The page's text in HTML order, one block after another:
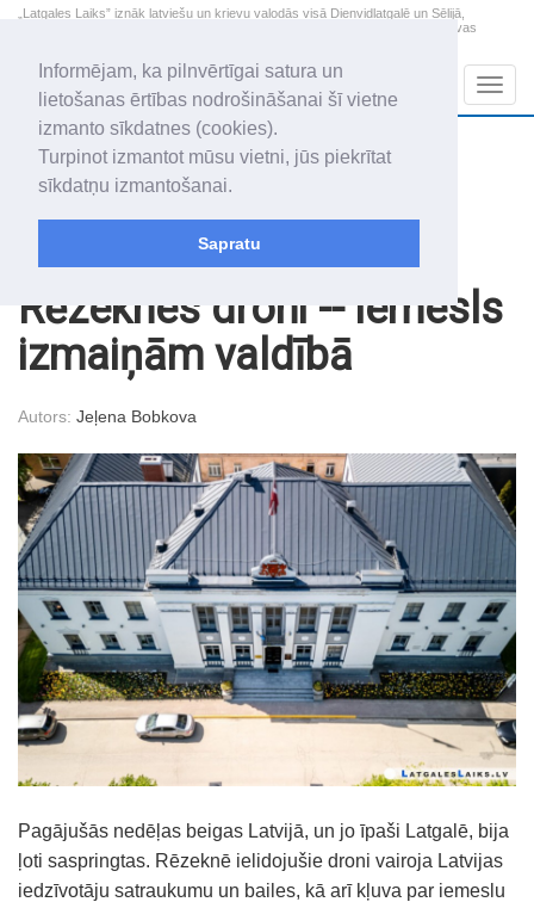
Informējam, ka pilnvērtīgai satura un
lietošanas ērtības nodrošināšanai šī vietne
izmanto sīkdatnes (cookies).
Turpinot izmantot mūsu vietni, jūs piekrītat
sīkdatņu izmantošanai.
Sapratu
„Latgales Laiks” iznāk latviešu un krievu valodās visā Dienvidlatgalē un Sēlijā,
„Latgales Laiks” latviešu valodā aptver Daugavpils valstspilsētu, Augšdaugavas
2026. gada 8. augusts
Sestdiena
Mudīte, Vladislava, Vladislavs
+18.9
Rēzeknes droni -- iemesls
izmaiņām valdībā
Autors: Jeļena Bobkova
Pagājušās nedēļas beigas Latvijā, un jo īpaši Latgalē, bija
ļoti saspringtas. Rēzeknē ielidojušie droni vairoja Latvijas
iedzīvotāju satraukumu un bailes, kā arī kļuva par iemeslu